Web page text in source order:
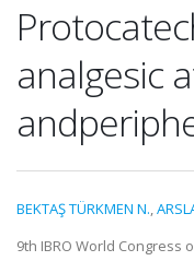
analgesic
BEKTAŞ TÜRKMEN N.,
9th IBRO World Congress